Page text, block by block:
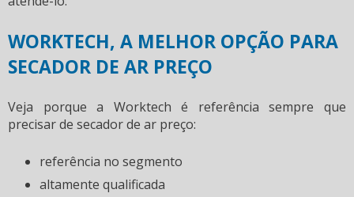
WORKTECH, A MELHOR OPÇÃO PARA
SECADOR DE AR PREÇO
Veja porque a Worktech é referência sempre que
precisar de secador de ar preço:
referência no segmento
altamente qualificada